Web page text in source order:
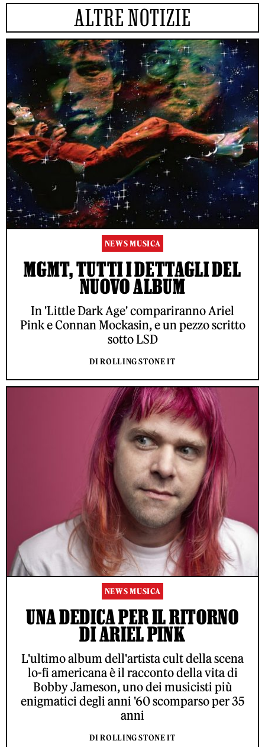
ALTRE NOTIZIE
NEWS MUSICA
MGMT, TUTTI I DETTAGLI DEL
NUOVO ALBUM
In 'Little Dark Age' compariranno Ariel
Pink e Connan Mockasin, e un pezzo scritto
sotto LSD
DI ROLLING STONE IT
NEWS MUSICA
UNA DEDICA PER IL RITORNO
DI ARIEL PINK
L'ultimo album dell'artista cult della scena
lo-fi americana è il racconto della vita di
Bobby Jameson, uno dei musicisti più
enigmatici degli anni '60 scomparso per 35
anni
DI ROLLING STONE IT